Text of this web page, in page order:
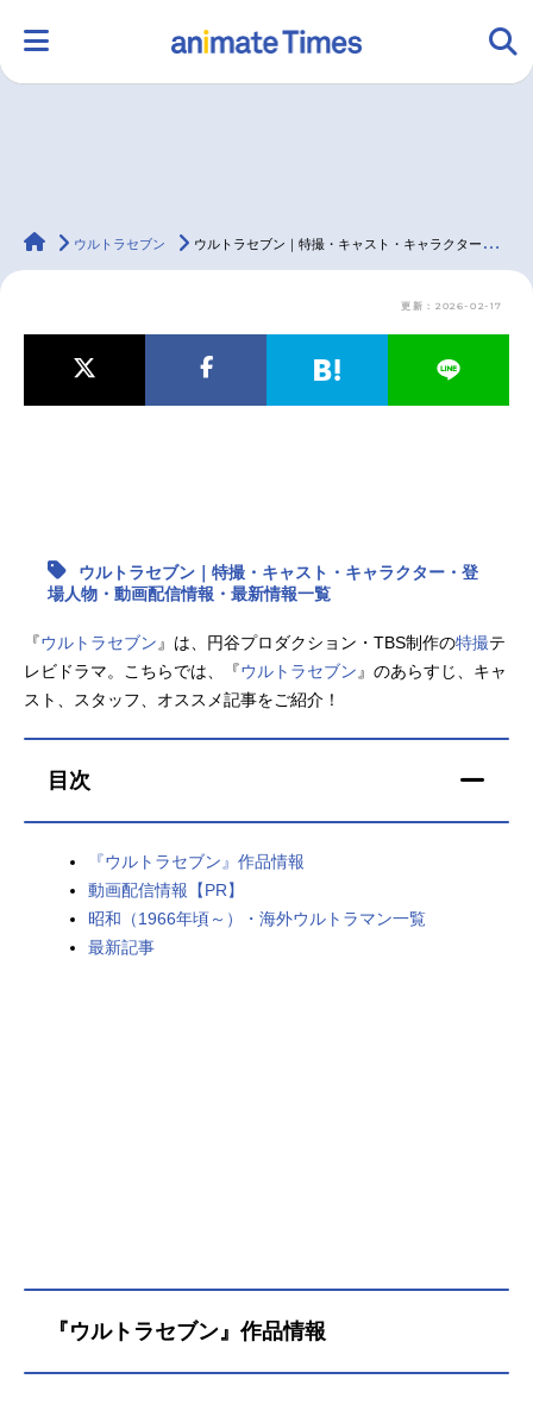
ラジオ みんなの声 グッズ 映画
マンガ・ラノベ ゲーム・アプリ 音楽 コスプレ
アニメ映画一覧 実写化映画一覧
春アニメ 夏アニメ
男性声優/女性声優一覧
animateTimes
ウルトラセブン ウルトラセブン｜特撮・キャスト・キャラクター・登場人物・動画配信情報・最新情報一覧
更新：2026-02-17
ウルトラセブン｜特撮・キャスト・キャラクター・登
場人物・動画配信情報・最新情報一覧
『ウルトラセブン 』は、円谷プロダクション・TBS制作の特撮テ
レビドラマ。こちらでは、『ウルトラセブン 』のあらすじ、キャ
スト、スタッフ、オススメ記事をご紹介！
目次
『ウルトラセブン』作品情報
動画配信情報【PR】
昭和（1966年頃～）・海外ウルトラマン一覧
最新記事
『ウルトラセブン』作品情報